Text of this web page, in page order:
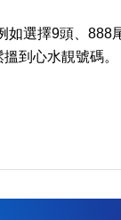
如選擇9頭、888
搵到心水靚號碼。